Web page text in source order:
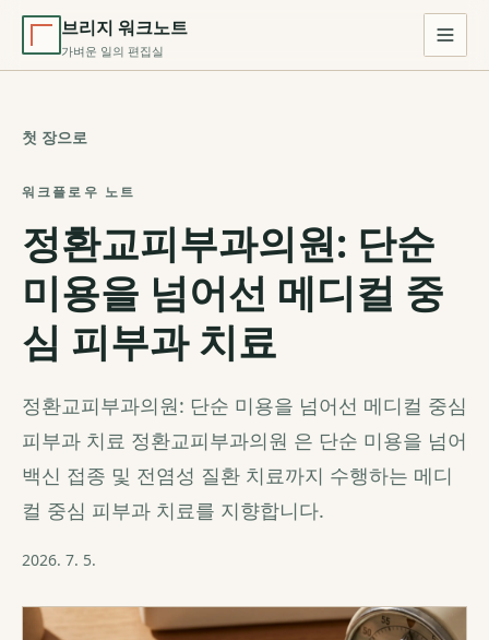
브리지 워크노트
가벼운 일의 편집실
첫 장으로
워크플로우 노트
정환교피부과의원: 단순
미용을 넘어선 메디컬 중
심 피부과 치료
정환교피부과의원: 단순 미용을 넘어선 메디컬 중심
피부과 치료 정환교피부과의원 은 단순 미용을 넘어
백신 접종 및 전염성 질환 치료까지 수행하는 메디
컬 중심 피부과 치료를 지향합니다.
2026. 7. 5.